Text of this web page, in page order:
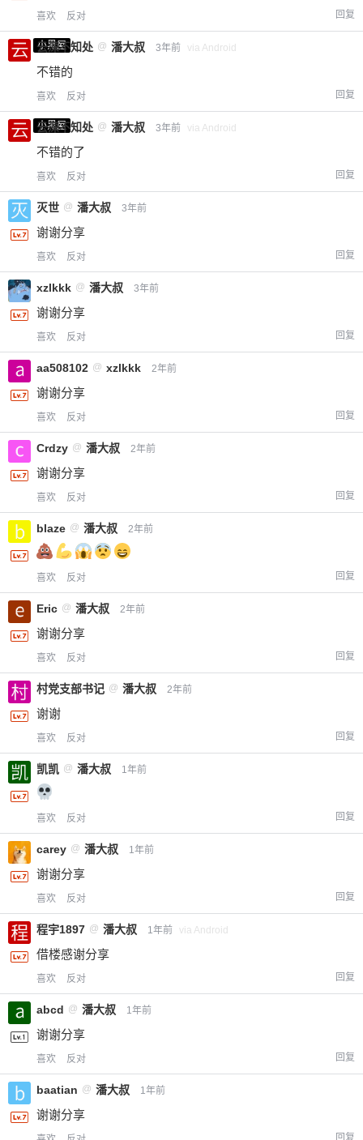
喜欢 反对 回复
小黑屋
云深不知处 @ 潘大叔 3年前 via Android
不错的
喜欢 反对 回复
小黑屋
云深不知处 @ 潘大叔 3年前 via Android
不错的了
喜欢 反对 回复
灭世 @ 潘大叔 3年前
谢谢分享
喜欢 反对 回复
xzlkkk @ 潘大叔 3年前
谢谢分享
喜欢 反对 回复
aa508102 @ xzlkkk 2年前
谢谢分享
喜欢 反对 回复
Crdzy @ 潘大叔 2年前
谢谢分享
喜欢 反对 回复
blaze @ 潘大叔 2年前
喜欢 反对 回复
Eric @ 潘大叔 2年前
谢谢分享
喜欢 反对 回复
村党支部书记 @ 潘大叔 2年前
谢谢
喜欢 反对 回复
凯凯 @ 潘大叔 1年前
喜欢 反对 回复
carey @ 潘大叔 1年前
谢谢分享
喜欢 反对 回复
程宇1897 @ 潘大叔 1年前 via Android
借楼感谢分享
喜欢 反对 回复
abcd @ 潘大叔 1年前
谢谢分享
喜欢 反对 回复
baatian @ 潘大叔 1年前
谢谢分享